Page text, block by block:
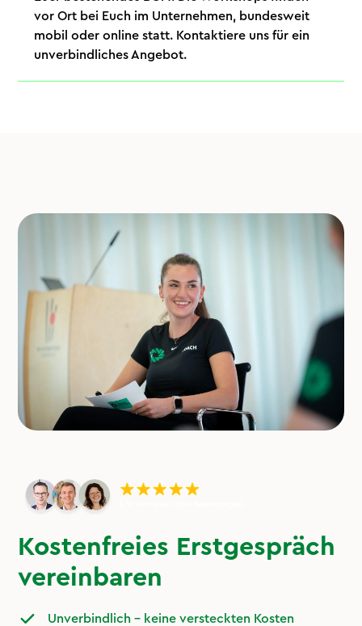
vor Ort bei Euch im Unternehmen, bundesweit
mobil oder online statt. Kontaktiere uns für ein
unverbindliches Angebot.
Kostenfreies Erstgespräch
vereinbaren
Unverbindlich – keine versteckten Kosten